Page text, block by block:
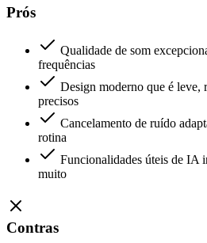
Prós
Qualidade de som
frequências
Design moderno que é leve,
precisos
Cancelamento de ruído
rotina
Funcionalidades úteis de IA
muito
Contras